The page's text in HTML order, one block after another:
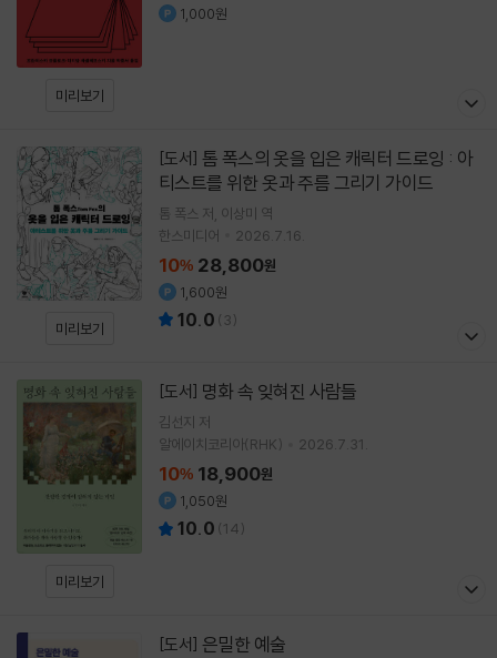
미리보기
1,000원
미리보기
[도서]
티스트를 위한 옷과 주름 그리기 가이드
톰 폭스 저 이상미 역
한스미디어
2026.7.16.
10% 28,800원
1,600원
10.0 ( 3)
미리보기
[도서] 명화 속 잊혀진 사람들
김선지 저
알에이치코리아(RHK)
2026.7.31.
10% 18,900원
1,050원
10.0 (14)
[도서] 은밀한 예술